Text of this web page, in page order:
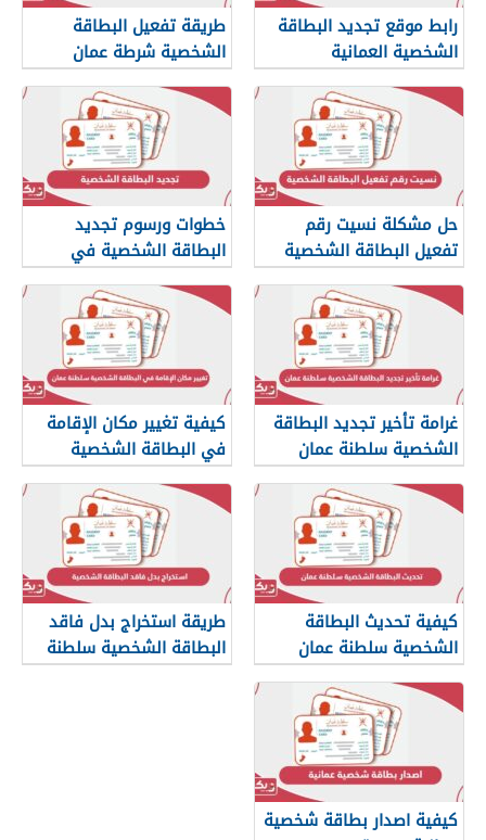
رابط موقع تجديد البطاقة
الشخصية العمانية
rop.gov.om
طريقة تفعيل البطاقة
الشخصية شرطة عمان
السلطانية
حل مشكلة نسيت رقم
تفعيل البطاقة الشخصية
سلطنة عمان
خطوات ورسوم تجديد
البطاقة الشخصية في
سلطنة عمان
غرامة تأخير تجديد البطاقة
الشخصية سلطنة عمان
كيفية تغيير مكان الإقامة
في البطاقة الشخصية
سلطنة عمان
كيفية تحديث البطاقة
الشخصية سلطنة عمان
طريقة استخراج بدل فاقد
البطاقة الشخصية سلطنة
عمان
كيفية اصدار بطاقة شخصية